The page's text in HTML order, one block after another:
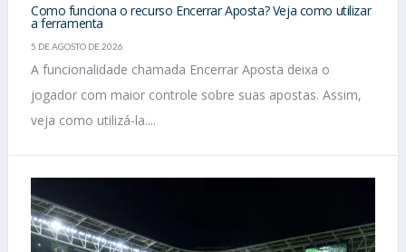
Como funciona o recurso Encerrar Aposta? Veja como utilizar
a ferramenta
5 DE AGOSTO DE 2026
A funcionalidade chamada Encerrar Aposta deixa o
jogador com maior controle sobre suas apostas. Assim,
veja como utilizá-la....